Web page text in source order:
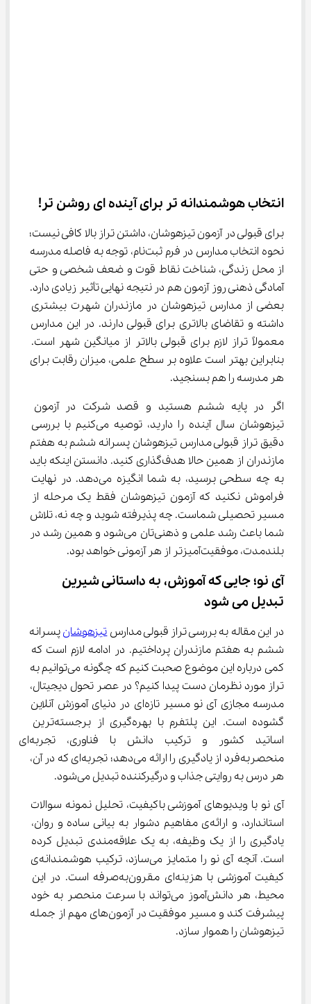
انتخاب هوشمندانه تر برای آینده ای روشن تر!
برای قبولی در آزمون تیزهوشان، داشتن تراز بالا کافی نیست؛
نحوه انتخاب مدارس در فرم ثبت‌نام، توجه به فاصله مدرسه
از محل زندگی، شناخت نقاط قوت و ضعف شخصی و حتی
آمادگی ذهنی روز آزمون هم در نتیجه نهایی تأثیر زیادی دارد.
بعضی از مدارس تیزهوشان در مازندران شهرت بیشتری
داشته و تقاضای بالاتری برای قبولی دارند. در این مدارس
معمولاً تراز لازم برای قبولی بالاتر از میانگین شهر است.
بنابراین بهتر است علاوه بر سطح علمی، میزان رقابت برای
هر مدرسه را هم بسنجید.
اگر در پایه ششم هستید و قصد شرکت در آزمون
تیزهوشان سال آینده را دارید، توصیه می‌کنیم با بررسی
دقیق تراز قبولی مدارس تیزهوشان پسرانه ششم به هفتم
مازندران از همین حالا هدف‌گذاری کنید. دانستن اینکه باید
به چه سطحی برسید، به شما انگیزه می‌دهد. در نهایت
فراموش نکنید که آزمون تیزهوشان فقط یک مرحله از
مسیر تحصیلی شماست. چه پذیرفته شوید و چه نه، تلاش
شما باعث رشد علمی و ذهنی‌تان می‌شود و همین رشد در
بلندمدت، موفقیت‌آمیزتر از هر آزمونی خواهد بود.
آی‌ نو؛ جایی که آموزش، به داستانی شیرین
تبدیل می شود
در این مقاله به بررسی تراز قبولی مدارس تیزهوشان پسرانه
ششم به هفتم مازندران پرداختیم. در ادامه لازم است که
کمی درباره این موضوع صحبت کنیم که چگونه می‌توانیم به
تراز مورد نظرمان دست پیدا کنیم؟ در عصر تحول دیجیتال،
مدرسه مجازی آی‌ نو مسیر تازه‌ای در دنیای آموزش آنلاین
گشوده است. این پلتفرم با بهره‌گیری از برجسته‌ترین
اساتید کشور و ترکیب دانش با فناوری، تجربه‌ای
منحصر‌به‌فرد از یادگیری را ارائه می‌دهد؛ تجربه‌ای که در آن،
هر درس به روایتی جذاب و درگیرکننده تبدیل می‌شود.
آی‌ نو با ویدیوهای آموزشی باکیفیت، تحلیل نمونه سوالات
استاندارد، و ارائه‌ی مفاهیم دشوار به بیانی ساده و روان،
یادگیری را از یک وظیفه، به یک علاقه‌مندی تبدیل کرده
است. آنچه آی‌ نو را متمایز می‌سازد، ترکیب هوشمندانه‌ی
کیفیت آموزشی با هزینه‌ای مقرون‌به‌صرفه است. در این
محیط، هر دانش‌آموز می‌تواند با سرعت منحصر به خود
پیشرفت کند و مسیر موفقیت در آزمون‌های مهم از جمله
تیزهوشان را هموار سازد.